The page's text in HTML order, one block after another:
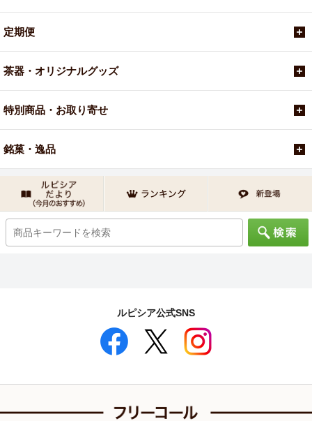
定期便
茶器・オリジナルグッズ
特別商品・お取り寄せ
銘菓・逸品
ルピシア公式SNS